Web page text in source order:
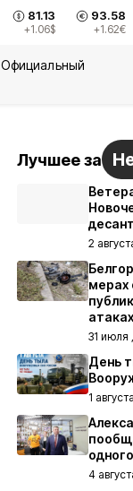
81.13
+1.06$
93.58
+1.62€
Официальный
Лучшее за
2
мерах
31 июля
День
1
4